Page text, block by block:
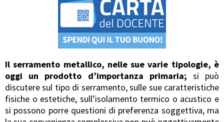
Il serramento metallico, nelle sue varie tipologie, è
oggi un prodotto d’importanza primaria; si può
discutere sul tipo di serramento, sulle sue caratteristiche
fisiche o estetiche, sull’isolamento termico o acustico e
si possono porre questioni di preferenza soggettiva, ma